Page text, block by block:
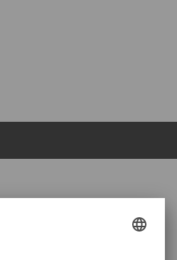
ajustável mecanicamente